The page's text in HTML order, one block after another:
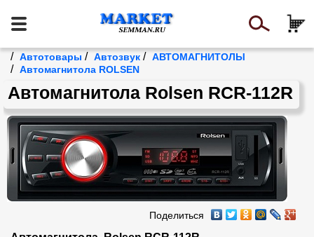
/ Автотовары / Автозвук / АВТОМАГНИТОЛЫ
/ Автомагнитола ROLSEN
Автомагнитола Rolsen RCR-112R
Поделиться